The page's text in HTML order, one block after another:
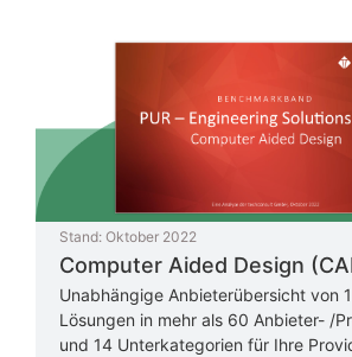
Stand: Oktober 2022
Computer Aided Design
Unabhängige Anbieterübersicht von
Lösungen in mehr als 60 Anbieter- /
und 14 Unterkategorien für Ihre